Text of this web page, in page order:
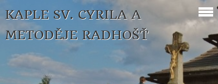
KAPLE SV. CYRILA A
METODĚJE RADHOŠŤ